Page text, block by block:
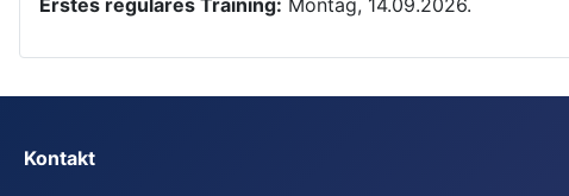
Erstes reguläres Training: Montag, 14.09.2026.
Kontakt